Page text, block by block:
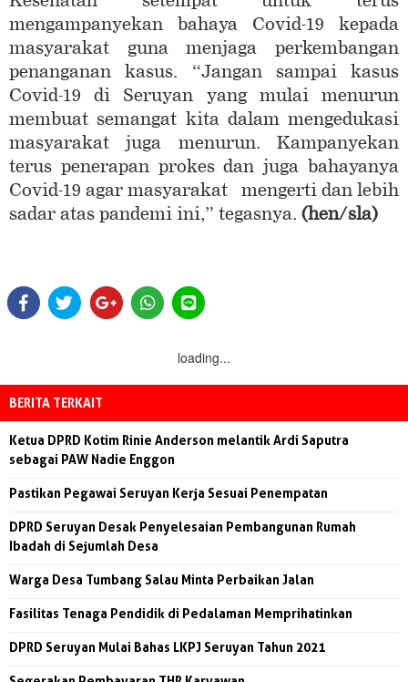
mengampanyekan bahaya Covid-19 kepada
masyarakat guna menjaga perkembangan
penanganan kasus. “Jangan sampai kasus
Covid-19 di Seruyan yang mulai menurun
membuat semangat kita dalam mengedukasi
masyarakat juga menurun. Kampanyekan
terus penerapan prokes dan juga bahayanya
Covid-19 agar masyarakat mengerti dan lebih
sadar atas pandemi ini,” tegasnya. (hen/sla)
loading...
BERITA TERKAIT
Ketua DPRD Kotim Rinie Anderson melantik Ardi Saputra
sebagai PAW Nadie Enggon
Pastikan Pegawai Seruyan Kerja Sesuai Penempatan
DPRD Seruyan Desak Penyelesaian Pembangunan Rumah
Ibadah di Sejumlah Desa
Warga Desa Tumbang Salau Minta Perbaikan Jalan
Fasilitas Tenaga Pendidik di Pedalaman Memprihatinkan
DPRD Seruyan Mulai Bahas LKPJ Seruyan Tahun 2021